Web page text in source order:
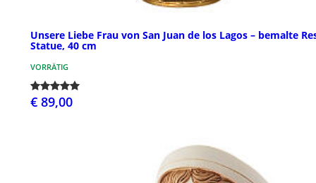
Unsere Liebe Frau von San Juan de los Lagos – bemalte
Statue, 40 cm
VORRÄTIG
€ 89,00